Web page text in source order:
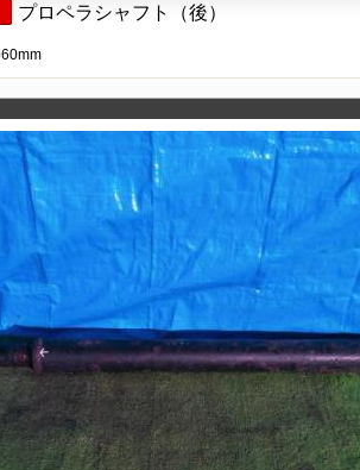
プロペラシャフト（後）